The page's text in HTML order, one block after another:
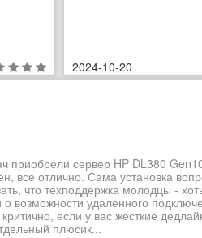
2024-10-20
приобрели сервер HP DL380
все отлично. Сама установка
что техподдержка молодцы -
о возможности удаленного
если у вас жесткие
плюсик...